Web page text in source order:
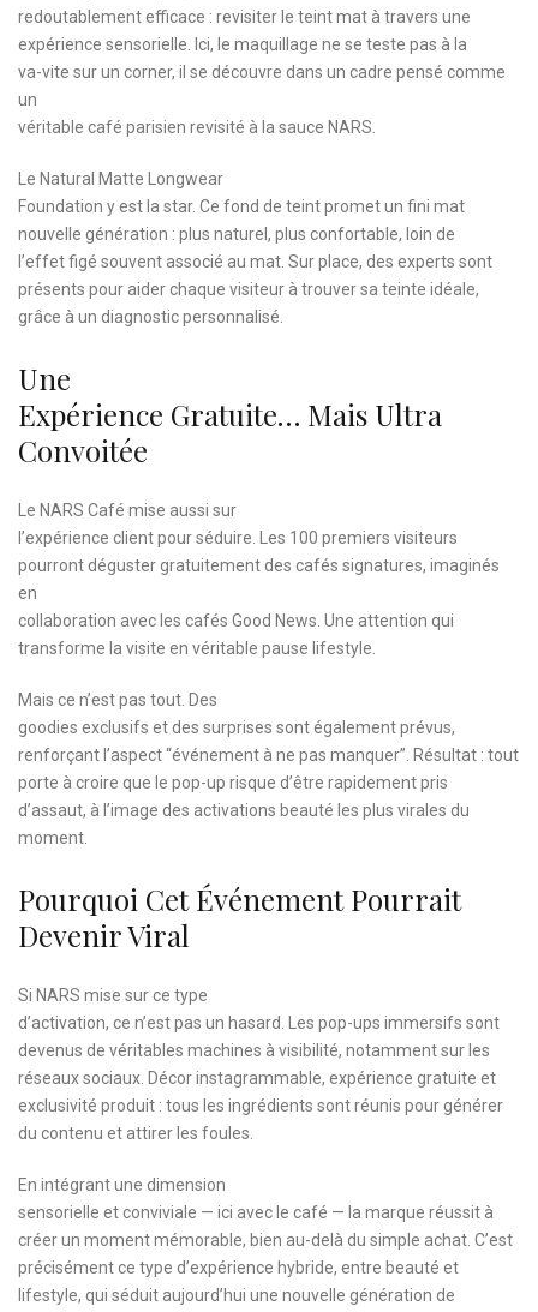
redoutablement efficace : revisiter le teint mat à travers une
expérience sensorielle. Ici, le maquillage ne se teste pas à la
va-vite sur un corner, il se découvre dans un cadre pensé comme
un
véritable café parisien revisité à la sauce NARS.
Le Natural Matte Longwear
Foundation y est la star. Ce fond de teint promet un fini mat
nouvelle génération : plus naturel, plus confortable, loin de
l’effet figé souvent associé au mat. Sur place, des experts sont
présents pour aider chaque visiteur à trouver sa teinte idéale,
grâce à un diagnostic personnalisé.
Une
Expérience Gratuite… Mais Ultra
Convoitée
Le NARS Café mise aussi sur
l’expérience client pour séduire. Les 100 premiers visiteurs
pourront déguster gratuitement des cafés signatures, imaginés
en
collaboration avec les cafés Good News. Une attention qui
transforme la visite en véritable pause lifestyle.
Mais ce n’est pas tout. Des
goodies exclusifs et des surprises sont également prévus,
renforçant l’aspect “événement à ne pas manquer”. Résultat : tout
porte à croire que le pop-up risque d’être rapidement pris
d’assaut, à l’image des activations beauté les plus virales du
moment.
Pourquoi Cet Événement Pourrait
Devenir Viral
Si NARS mise sur ce type
d’activation, ce n’est pas un hasard. Les pop-ups immersifs sont
devenus de véritables machines à visibilité, notamment sur les
réseaux sociaux. Décor instagrammable, expérience gratuite et
exclusivité produit : tous les ingrédients sont réunis pour générer
du contenu et attirer les foules.
En intégrant une dimension
sensorielle et conviviale — ici avec le café — la marque réussit à
créer un moment mémorable, bien au-delà du simple achat. C’est
précisément ce type d’expérience hybride, entre beauté et
lifestyle, qui séduit aujourd’hui une nouvelle génération de